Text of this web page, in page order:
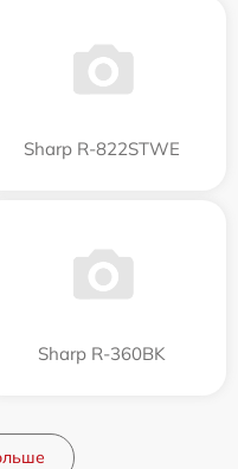
Sharp R-822STWE
Sharp R-360BK